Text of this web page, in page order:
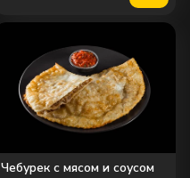
Чебурек с мясом и соусом